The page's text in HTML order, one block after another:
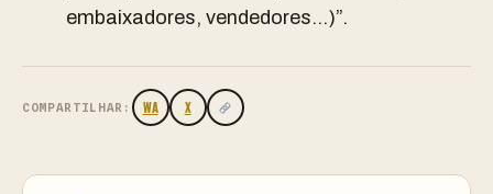
embaixadores, vendedores…)”.
COMPARTILHAR: WA X